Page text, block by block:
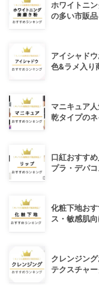
ホワイトニ
の多い市販
アイシャド
色&ラメ入り
マニキュア
乾タイプの
口紅おすす
プラ・デパコ
化粧下地お
ス・敏感肌
クレンジン
テクスチャ